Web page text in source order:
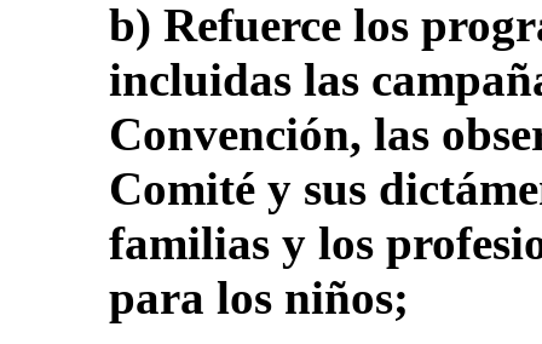
b) Refuerce los
incluidas las
Convención, las
Comité y sus
familias y los
para los niños;